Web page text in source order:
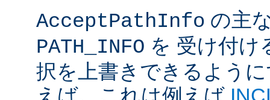
AcceptPathInfo の主
PATH_INFO を 受け付け
択を上書きできるよう
えば、これは例えば